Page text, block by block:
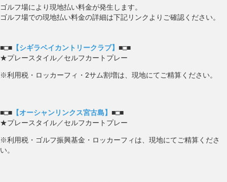
ゴルフ場により現地払い料金が発生します。
ゴルフ場での現地払い料金の詳細は下記リンクよりご確認ください。
■□■ 【シギラベイカントリークラブ】 ■□■
★プレースタイル／セルフカートプレー
※利用税・ロッカーフィ・2サム割増は、現地にてご精算ください。
■□■ 【オーシャンリンクス宮古島】 ■□■
★プレースタイル／セルフカートプレー
※利用税・ゴルフ振興基金・ロッカーフィは、現地にてご精算くださ
い。